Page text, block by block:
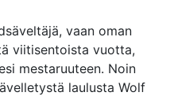
vaan oman
viitisentoista vuotta,
mestaruuteen. Noin
laulusta Wolf